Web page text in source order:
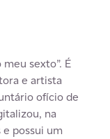
sexto”. É
e artista
ofício de
na
possui um